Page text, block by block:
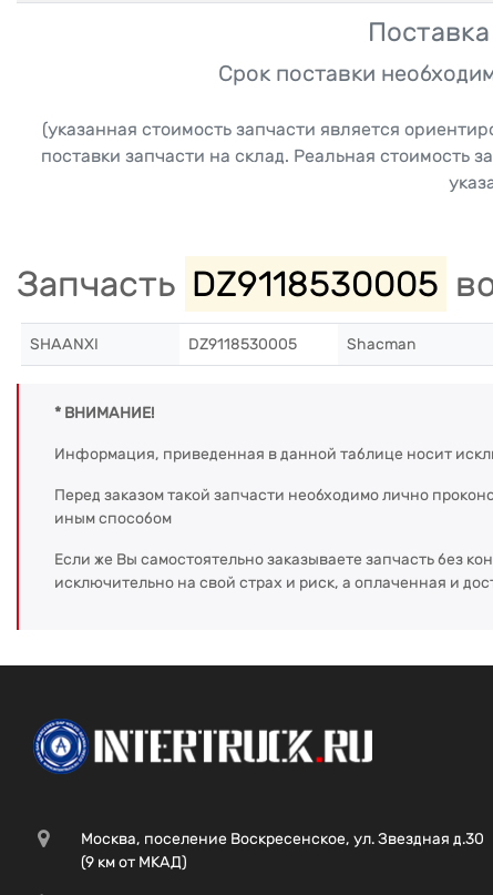
Срок поставки
(указанная стоимость запчасти является
поставки запчасти на склад. Реальная стоимость
Запчасть DZ9118530005
SHAANXI DZ9118530005 Shacman
* ВНИМАНИЕ!
Информация, приведенная в данной таблице носит
Перед заказом такой запчасти необходимо лично
иным способом
Если же Вы самостоятельно заказываете запчасть без
исключительно на свой страх и риск, а оплаченная и
Москва, поселение Воскресенское, ул. Звездная д.30
(9 км от МКАД)